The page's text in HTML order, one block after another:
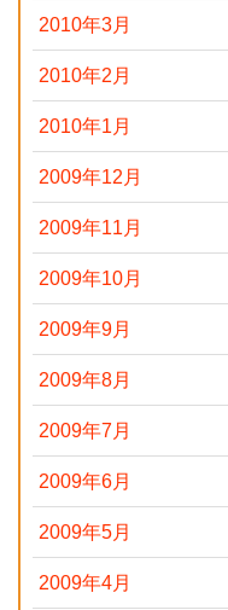
2010年3月
2010年2月
2010年1月
2009年12月
2009年11月
2009年10月
2009年9月
2009年8月
2009年7月
2009年6月
2009年5月
2009年4月